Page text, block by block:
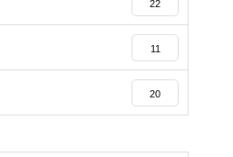
22
11
20